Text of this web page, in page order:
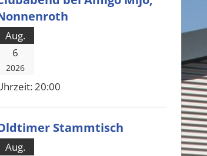
Aug.
6
2026
20:00
Stammtisch
Aug.